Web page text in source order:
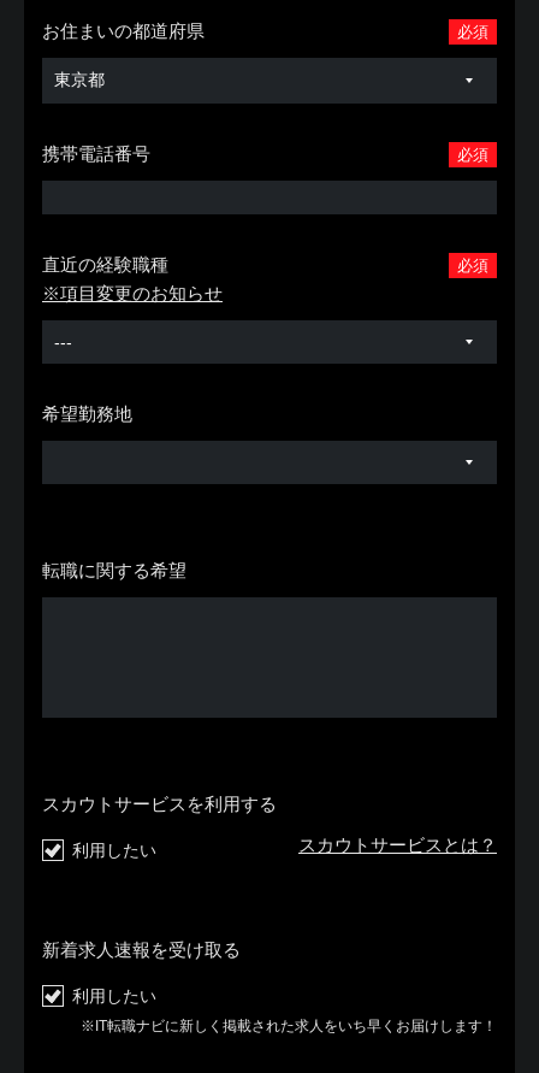
必須
お住まいの都道府県
必須
携帯電話番号
必須
直近の経験職種
※項目変更のお知らせ
希望勤務地
転職に関する希望
スカウトサービスを利用する
利用したい スカウトサービスとは？
新着求人速報を受け取る
利用したい
※IT転職ナビに新しく掲載された求人をいち早くお届けします！